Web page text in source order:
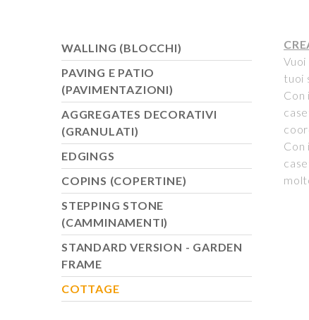
tuoi
Con
Con
WALLING (BLOCCHI)
PAVING E PATIO
(PAVIMENTAZIONI)
AGGREGATES DECORATIVI
(GRANULATI)
EDGINGS
COPINS (COPERTINE)
STEPPING STONE
(CAMMINAMENTI)
STANDARD VERSION - GARDEN
FRAME
COTTAGE